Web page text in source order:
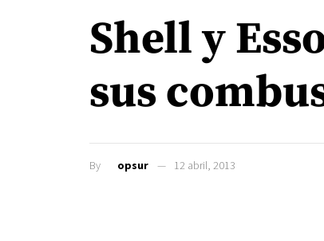
Shell y
sus
By opsur 12 abril, 2013